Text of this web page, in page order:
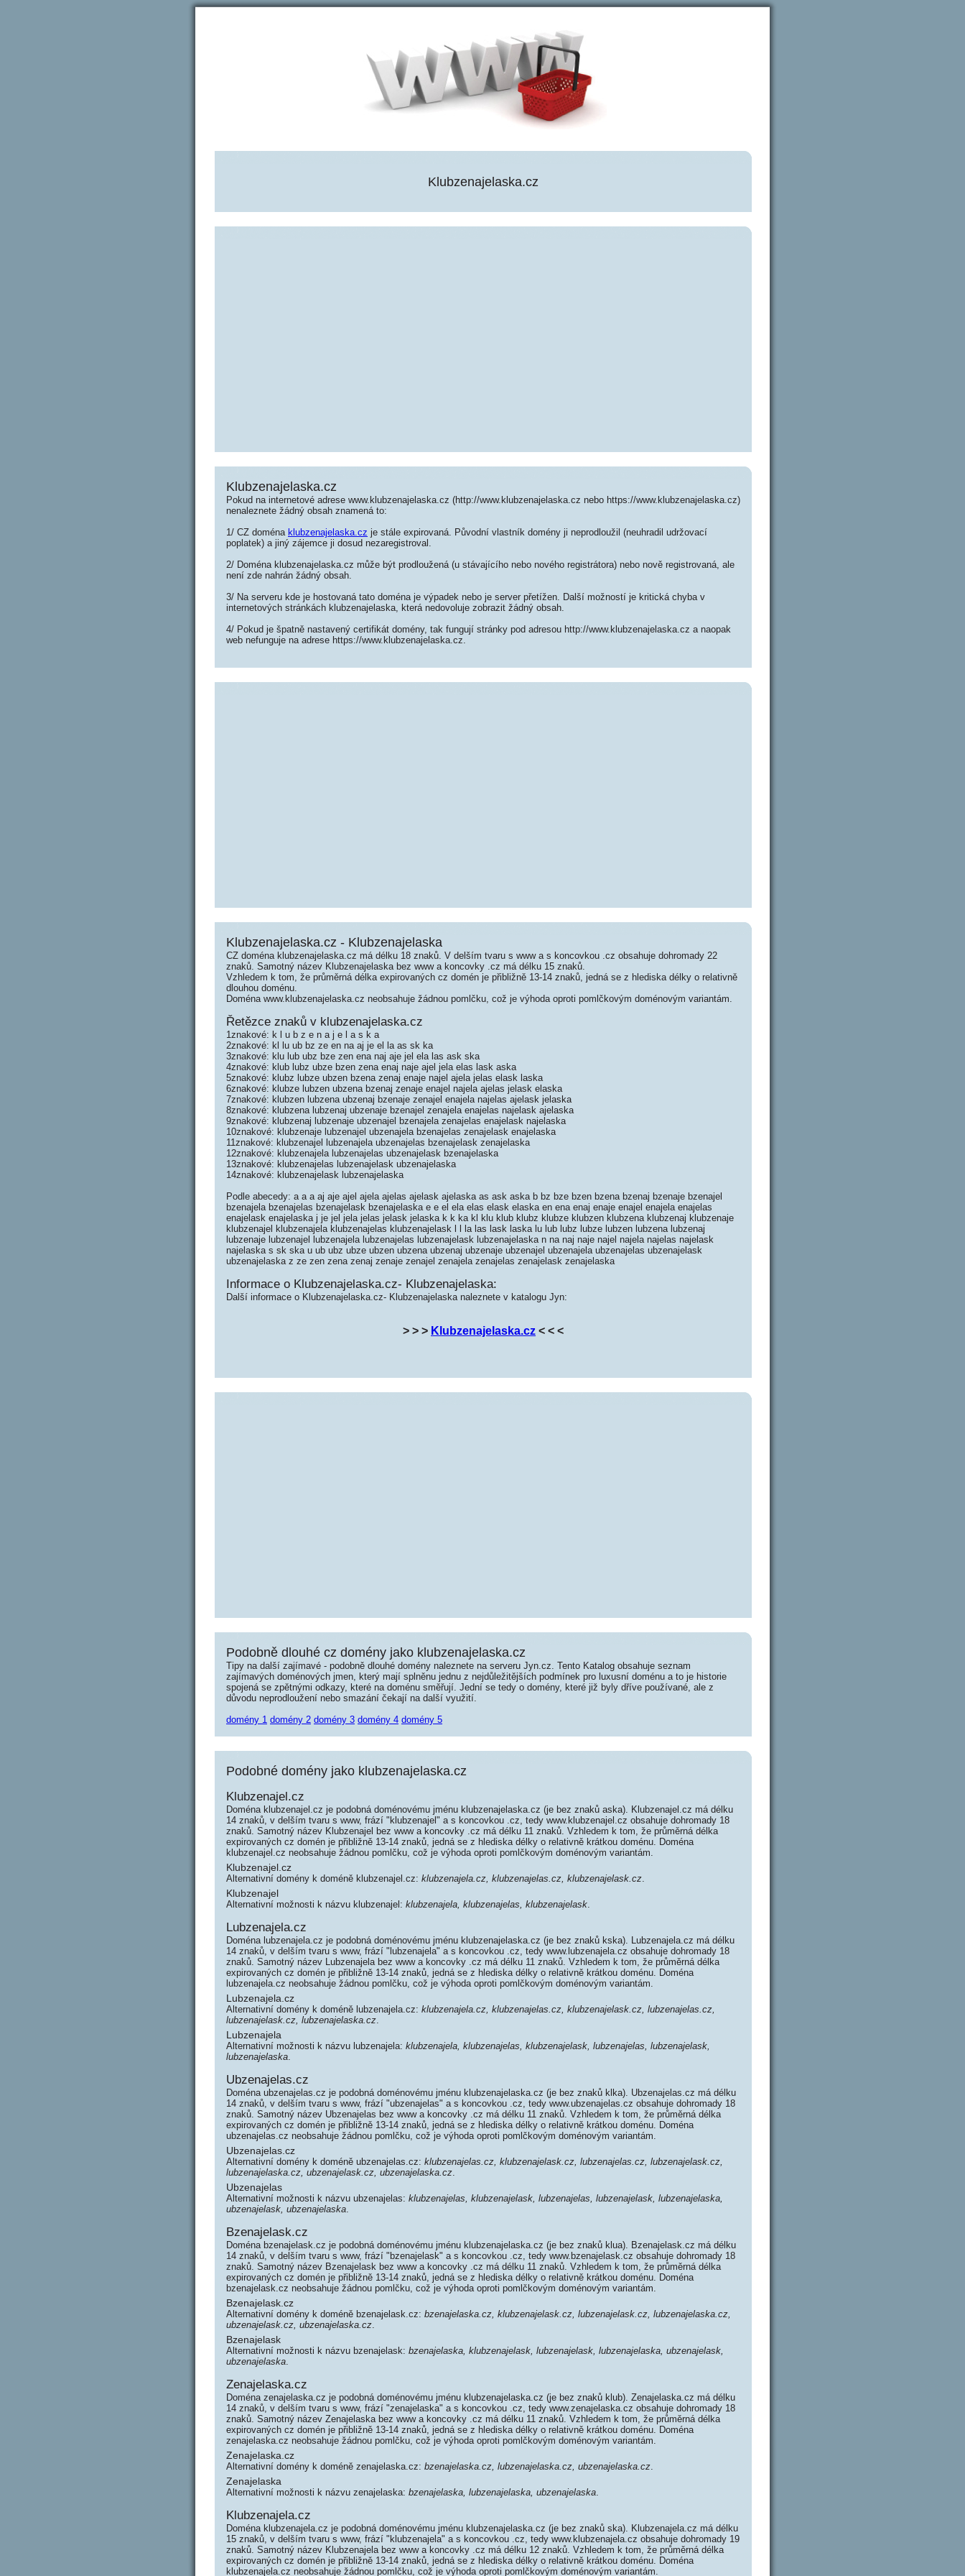
Klubzenajelaska.cz
Klubzenajelaska.cz
Pokud na internetové adrese www.klubzenajelaska.cz (http://www.klubzenajelaska.cz nebo https://www.klubzenajelaska.cz)
nenaleznete žádný obsah znamená to:
1/ CZ doména klubzenajelaska.cz je stále expirovaná. Původní vlastník domény ji neprodloužil (neuhradil udržovací
poplatek) a jiný zájemce ji dosud nezaregistroval.
2/ Doména klubzenajelaska.cz může být prodloužená (u stávajícího nebo nového registrátora) nebo nově registrovaná, ale
není zde nahrán žádný obsah.
3/ Na serveru kde je hostovaná tato doména je výpadek nebo je server přetížen. Další možností je kritická chyba v
internetových stránkách klubzenajelaska, která nedovoluje zobrazit žádný obsah.
4/ Pokud je špatně nastavený certifikát domény, tak fungují stránky pod adresou http://www.klubzenajelaska.cz a naopak
web nefunguje na adrese https://www.klubzenajelaska.cz.
Klubzenajelaska.cz - Klubzenajelaska
CZ doména klubzenajelaska.cz má délku 18 znaků. V delším tvaru s www a s koncovkou .cz obsahuje dohromady 22
znaků. Samotný název Klubzenajelaska bez www a koncovky .cz má délku 15 znaků.
Vzhledem k tom, že průměrná délka expirovaných cz domén je přibližně 13-14 znaků, jedná se z hlediska délky o relativně
dlouhou doménu.
Doména www.klubzenajelaska.cz neobsahuje žádnou pomlčku, což je výhoda oproti pomlčkovým doménovým variantám.
Řetězce znaků v klubzenajelaska.cz
1znakové: k l u b z e n a j e l a s k a
2znakové: kl lu ub bz ze en na aj je el la as sk ka
3znakové: klu lub ubz bze zen ena naj aje jel ela las ask ska
4znakové: klub lubz ubze bzen zena enaj naje ajel jela elas lask aska
5znakové: klubz lubze ubzen bzena zenaj enaje najel ajela jelas elask laska
6znakové: klubze lubzen ubzena bzenaj zenaje enajel najela ajelas jelask elaska
7znakové: klubzen lubzena ubzenaj bzenaje zenajel enajela najelas ajelask jelaska
8znakové: klubzena lubzenaj ubzenaje bzenajel zenajela enajelas najelask ajelaska
9znakové: klubzenaj lubzenaje ubzenajel bzenajela zenajelas enajelask najelaska
10znakové: klubzenaje lubzenajel ubzenajela bzenajelas zenajelask enajelaska
11znakové: klubzenajel lubzenajela ubzenajelas bzenajelask zenajelaska
12znakové: klubzenajela lubzenajelas ubzenajelask bzenajelaska
13znakové: klubzenajelas lubzenajelask ubzenajelaska
14znakové: klubzenajelask lubzenajelaska
Podle abecedy: a a a aj aje ajel ajela ajelas ajelask ajelaska as ask aska b bz bze bzen bzena bzenaj bzenaje bzenajel
bzenajela bzenajelas bzenajelask bzenajelaska e e el ela elas elask elaska en ena enaj enaje enajel enajela enajelas
enajelask enajelaska j je jel jela jelas jelask jelaska k k ka kl klu klub klubz klubze klubzen klubzena klubzenaj klubzenaje
klubzenajel klubzenajela klubzenajelas klubzenajelask l l la las lask laska lu lub lubz lubze lubzen lubzena lubzenaj
lubzenaje lubzenajel lubzenajela lubzenajelas lubzenajelask lubzenajelaska n na naj naje najel najela najelas najelask
najelaska s sk ska u ub ubz ubze ubzen ubzena ubzenaj ubzenaje ubzenajel ubzenajela ubzenajelas ubzenajelask
ubzenajelaska z ze zen zena zenaj zenaje zenajel zenajela zenajelas zenajelask zenajelaska
Informace o Klubzenajelaska.cz- Klubzenajelaska:
Další informace o Klubzenajelaska.cz- Klubzenajelaska naleznete v katalogu Jyn:
> > > Klubzenajelaska.cz < < <
Podobně dlouhé cz domény jako klubzenajelaska.cz
Tipy na další zajímavé - podobně dlouhé domény naleznete na serveru Jyn.cz. Tento Katalog obsahuje seznam
zajímavých doménových jmen, který mají splněnu jednu z nejdůležitějších podmínek pro luxusní doménu a to je historie
spojená se zpětnými odkazy, které na doménu směřují. Jední se tedy o domény, které již byly dříve používané, ale z
důvodu neprodloužení nebo smazání čekají na další využití.
domény 1 domény 2 domény 3 domény 4 domény 5
Podobné domény jako klubzenajelaska.cz
Klubzenajel.cz
Doména klubzenajel.cz je podobná doménovému jménu klubzenajelaska.cz (je bez znaků aska). Klubzenajel.cz má délku
14 znaků, v delším tvaru s www, frází "klubzenajel" a s koncovkou .cz, tedy www.klubzenajel.cz obsahuje dohromady 18
znaků. Samotný název Klubzenajel bez www a koncovky .cz má délku 11 znaků. Vzhledem k tom, že průměrná délka
expirovaných cz domén je přibližně 13-14 znaků, jedná se z hlediska délky o relativně krátkou doménu. Doména
klubzenajel.cz neobsahuje žádnou pomlčku, což je výhoda oproti pomlčkovým doménovým variantám.
Klubzenajel.cz
Alternativní domény k doméně klubzenajel.cz: klubzenajela.cz, klubzenajelas.cz, klubzenajelask.cz.
Klubzenajel
Alternativní možnosti k názvu klubzenajel: klubzenajela, klubzenajelas, klubzenajelask.
Lubzenajela.cz
Doména lubzenajela.cz je podobná doménovému jménu klubzenajelaska.cz (je bez znaků kska). Lubzenajela.cz má délku
14 znaků, v delším tvaru s www, frází "lubzenajela" a s koncovkou .cz, tedy www.lubzenajela.cz obsahuje dohromady 18
znaků. Samotný název Lubzenajela bez www a koncovky .cz má délku 11 znaků. Vzhledem k tom, že průměrná délka
expirovaných cz domén je přibližně 13-14 znaků, jedná se z hlediska délky o relativně krátkou doménu. Doména
lubzenajela.cz neobsahuje žádnou pomlčku, což je výhoda oproti pomlčkovým doménovým variantám.
Lubzenajela.cz
Alternativní domény k doméně lubzenajela.cz: klubzenajela.cz, klubzenajelas.cz, klubzenajelask.cz, lubzenajelas.cz,
lubzenajelask.cz, lubzenajelaska.cz.
Lubzenajela
Alternativní možnosti k názvu lubzenajela: klubzenajela, klubzenajelas, klubzenajelask, lubzenajelas, lubzenajelask,
lubzenajelaska.
Ubzenajelas.cz
Doména ubzenajelas.cz je podobná doménovému jménu klubzenajelaska.cz (je bez znaků klka). Ubzenajelas.cz má délku
14 znaků, v delším tvaru s www, frází "ubzenajelas" a s koncovkou .cz, tedy www.ubzenajelas.cz obsahuje dohromady 18
znaků. Samotný název Ubzenajelas bez www a koncovky .cz má délku 11 znaků. Vzhledem k tom, že průměrná délka
expirovaných cz domén je přibližně 13-14 znaků, jedná se z hlediska délky o relativně krátkou doménu. Doména
ubzenajelas.cz neobsahuje žádnou pomlčku, což je výhoda oproti pomlčkovým doménovým variantám.
Ubzenajelas.cz
Alternativní domény k doméně ubzenajelas.cz: klubzenajelas.cz, klubzenajelask.cz, lubzenajelas.cz, lubzenajelask.cz,
lubzenajelaska.cz, ubzenajelask.cz, ubzenajelaska.cz.
Ubzenajelas
Alternativní možnosti k názvu ubzenajelas: klubzenajelas, klubzenajelask, lubzenajelas, lubzenajelask, lubzenajelaska,
ubzenajelask, ubzenajelaska.
Bzenajelask.cz
Doména bzenajelask.cz je podobná doménovému jménu klubzenajelaska.cz (je bez znaků klua). Bzenajelask.cz má délku
14 znaků, v delším tvaru s www, frází "bzenajelask" a s koncovkou .cz, tedy www.bzenajelask.cz obsahuje dohromady 18
znaků. Samotný název Bzenajelask bez www a koncovky .cz má délku 11 znaků. Vzhledem k tom, že průměrná délka
expirovaných cz domén je přibližně 13-14 znaků, jedná se z hlediska délky o relativně krátkou doménu. Doména
bzenajelask.cz neobsahuje žádnou pomlčku, což je výhoda oproti pomlčkovým doménovým variantám.
Bzenajelask.cz
Alternativní domény k doméně bzenajelask.cz: bzenajelaska.cz, klubzenajelask.cz, lubzenajelask.cz, lubzenajelaska.cz,
ubzenajelask.cz, ubzenajelaska.cz.
Bzenajelask
Alternativní možnosti k názvu bzenajelask: bzenajelaska, klubzenajelask, lubzenajelask, lubzenajelaska, ubzenajelask,
ubzenajelaska.
Zenajelaska.cz
Doména zenajelaska.cz je podobná doménovému jménu klubzenajelaska.cz (je bez znaků klub). Zenajelaska.cz má délku
14 znaků, v delším tvaru s www, frází "zenajelaska" a s koncovkou .cz, tedy www.zenajelaska.cz obsahuje dohromady 18
znaků. Samotný název Zenajelaska bez www a koncovky .cz má délku 11 znaků. Vzhledem k tom, že průměrná délka
expirovaných cz domén je přibližně 13-14 znaků, jedná se z hlediska délky o relativně krátkou doménu. Doména
zenajelaska.cz neobsahuje žádnou pomlčku, což je výhoda oproti pomlčkovým doménovým variantám.
Zenajelaska.cz
Alternativní domény k doméně zenajelaska.cz: bzenajelaska.cz, lubzenajelaska.cz, ubzenajelaska.cz.
Zenajelaska
Alternativní možnosti k názvu zenajelaska: bzenajelaska, lubzenajelaska, ubzenajelaska.
Klubzenajela.cz
Doména klubzenajela.cz je podobná doménovému jménu klubzenajelaska.cz (je bez znaků ska). Klubzenajela.cz má délku
15 znaků, v delším tvaru s www, frází "klubzenajela" a s koncovkou .cz, tedy www.klubzenajela.cz obsahuje dohromady 19
znaků. Samotný název Klubzenajela bez www a koncovky .cz má délku 12 znaků. Vzhledem k tom, že průměrná délka
expirovaných cz domén je přibližně 13-14 znaků, jedná se z hlediska délky o relativně krátkou doménu. Doména
klubzenajela.cz neobsahuje žádnou pomlčku, což je výhoda oproti pomlčkovým doménovým variantám.